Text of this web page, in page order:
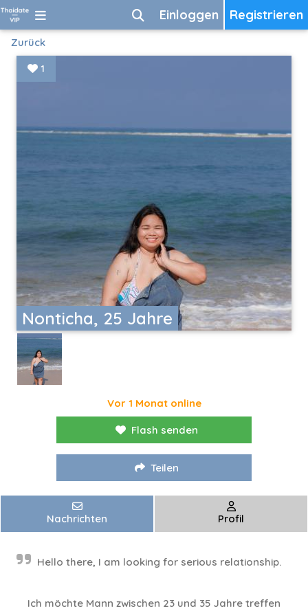
Registrieren
Einloggen
Zurück
Nonticha, 25 Jahre
1
Vor 1 Monat online
Flash senden
Teilen
Nachrichten Profil
Hello there, I am looking for serious relationship.
Ich möchte Mann zwischen 23 und 35 Jahre treffen